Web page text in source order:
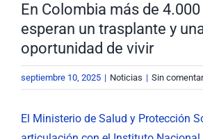
En Colombia más de
esperan un trasplante y
oportunidad de vivir
septiembre 10, 2025 | Noticias | Sin
El Ministerio de Salud y Protección